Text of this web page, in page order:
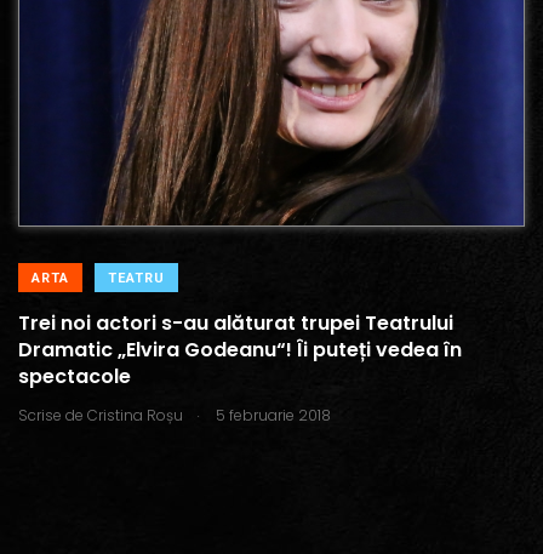
ARTA TEATRU
Trei noi actori s-au alăturat trupei Teatrului
Dramatic „Elvira Godeanu“! Îi puteți vedea în
spectacole
Scrise de Cristina Roșu . 5 februarie 2018